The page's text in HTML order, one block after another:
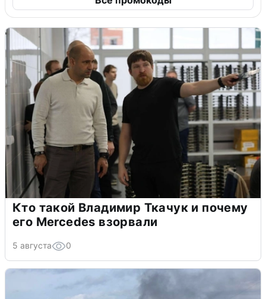
Кто такой Владимир Ткачук и почему
его Mercedes взорвали
5 августа 0